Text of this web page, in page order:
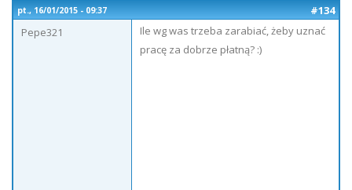
pt., 16/01/2015 - 09:37
#134
Pepe321
Ile wg was trzeba zarabiać, żeby uznać
pracę za dobrze płatną? :)